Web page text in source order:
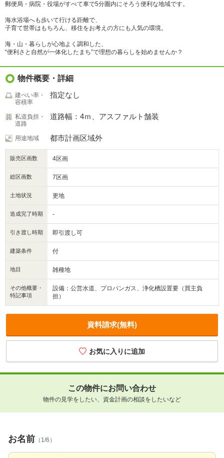
郵便局・病院・役場がすべて車で5分圏内にそろう便利な地域です。
海水浴場へも歩いて行ける距離で、
子育て世帯はもちろん、移住をお考えの方にも人気の環境。
海・山・暮らしが心地よく調和した、
“便利さと自然が一体化したまち”で理想の暮らしを始めませんか？
物件概要・詳細
建ぺい率・
容積率
指定なし
私道負担・
道路
道路幅：4ｍ、アスファルト舗装
用途地域 都市計画区域外
販売区画数 4区画
総区画数 7区画
土地状況 更地
造成完了時期 -
引き渡し時期 即引渡し可
建築条件 付
地目 雑種地
その他概要・
特記事項
設備：公営水道、プロパンガス、浄化槽設置要（買主負
担）
資料請求(無料)
この物件にお問い合わせ
物件の見学をしたい、資金計画の相談をしたいなど
お名前 （1/6）